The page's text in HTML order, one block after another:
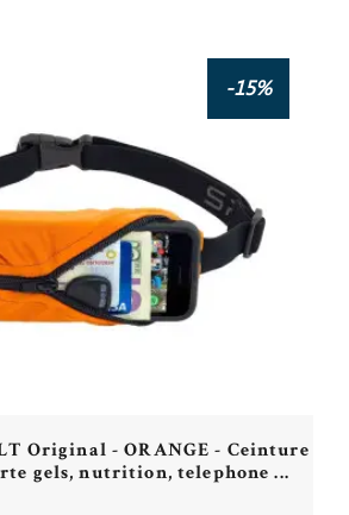
-15%
Original - ORANGE - Ceinture
gels, nutrition, telephone ...